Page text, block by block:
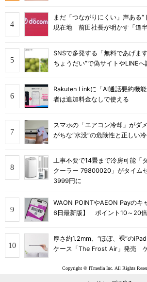
まだ「つながりにくい」声ある“
現在地 前田社長が明かす「道
SNSで多発する「無料であげま
ちょうだい”で偽サイトやLINE
Rakuten Linkに「AI通話要約機
者は追加料金なしで使える
スマホの「エアコン冷却」がダ
がちな“水没”の危険性と正しい
工事不要で14畳まで冷房可能「
クーラー 79800020」がタイム
3999円に
WAON POINTやAEON Payのキ
6日最新版】 ポイント10～20
厚さ約1.2mm、“ほぼ、裸”の
ケース「The Frost Air」発売
Copyright © ITmedia Inc. All Rights